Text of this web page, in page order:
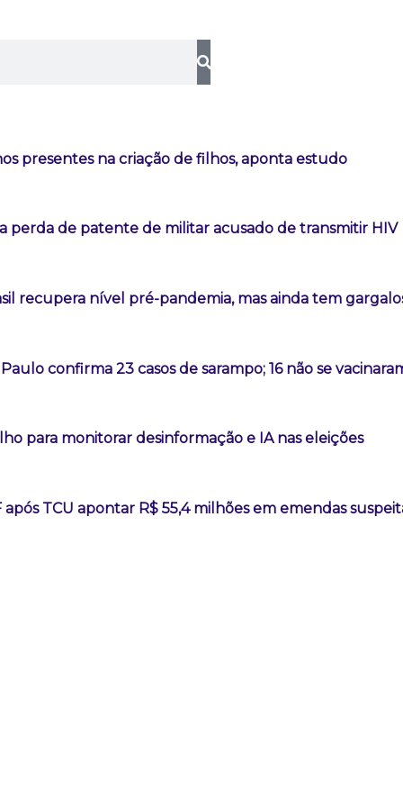
presentes na criação de filhos, aponta estudo
perda de patente de militar acusado de transmitir HIV
recupera nível pré-pandemia, mas ainda tem
confirma 23 casos de sarampo; 16 não se
para monitorar desinformação e IA nas eleições
após TCU apontar R$ 55,4 milhões em emendas